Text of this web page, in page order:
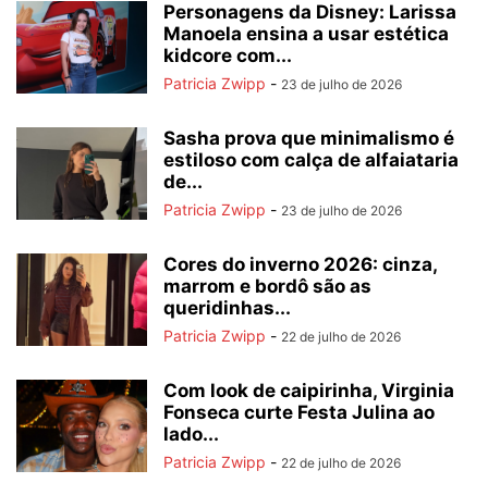
Personagens da Disney: Larissa
Manoela ensina a usar estética
kidcore com...
Patricia Zwipp - 23 de julho de 2026
Sasha prova que minimalismo é
estiloso com calça de alfaiataria
de...
Patricia Zwipp - 23 de julho de 2026
Cores do inverno 2026: cinza,
marrom e bordô são as
queridinhas...
Patricia Zwipp - 22 de julho de 2026
Com look de caipirinha, Virginia
Fonseca curte Festa Julina ao
lado...
Patricia Zwipp - 22 de julho de 2026